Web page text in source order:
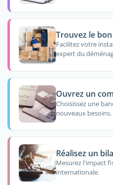
Trouvez le
Facilitez votre
expert du
Ouvrez un
Choisissez une
nouveaux besoins.
Réalisez un
Mesurez l'impact
internationale.